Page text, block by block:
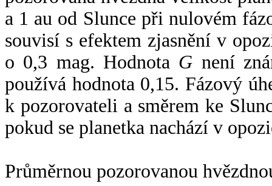
a 1 au od Slunce při nulovém
souvisí s efektem zjasnění v
o 0,3 mag. Hodnota G není
používá hodnota 0,15. Fázový
k pozorovateli a směrem ke
pokud se planetka nachází v
Průměrnou pozorovanou